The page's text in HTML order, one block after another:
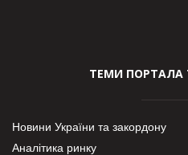
ТЕМИ ПОРТАЛА
Новини України та закордону
Аналітика ринку